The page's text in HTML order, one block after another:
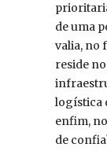
de uma
valia, no
reside
logística
enfim,
de